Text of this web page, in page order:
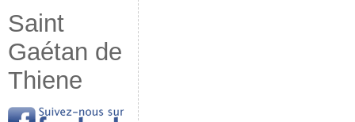
Saint
Gaétan de
Thiene